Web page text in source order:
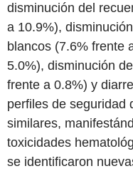
disminución del
a 10.9%),
blancos (7.6% frente
5.0%), disminución
frente a 0.8%) y
perfiles de seguridad
similares,
toxicidades
se identificaron